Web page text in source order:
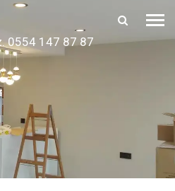
0554 147 87 87